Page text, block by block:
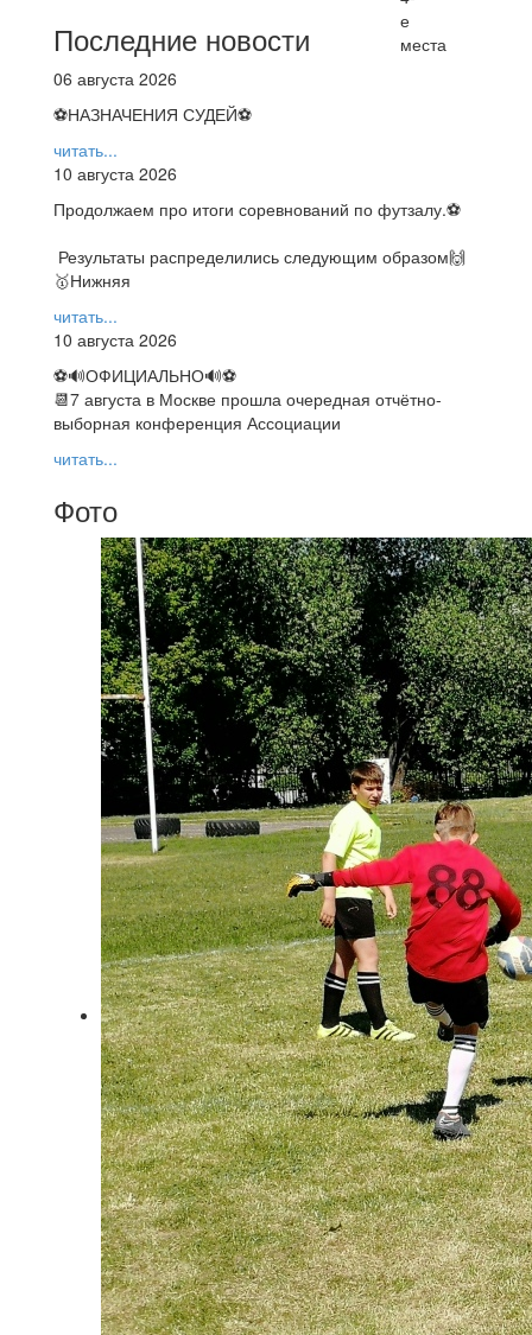
Последние новости
06 августа 2026
⚽НАЗНАЧЕНИЯ СУДЕЙ⚽
читать...
10 августа 2026
Продолжаем про итоги соревнований по футзалу.⚽️
Результаты распределились следующим образом🙌
🥇Нижняя
читать...
10 августа 2026
⚽🔊ОФИЦИАЛЬНО🔊⚽
📆7 августа в Москве прошла очередная отчётно-
выборная конференция Ассоциации
читать...
Фото